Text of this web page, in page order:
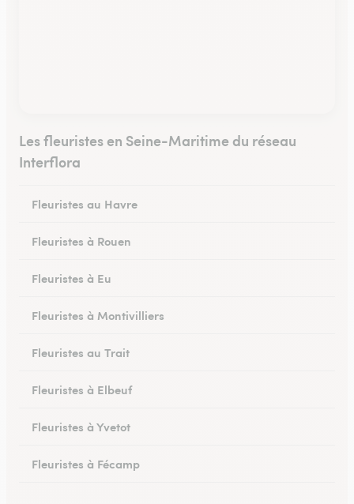
Les fleuristes en Seine-Maritime du réseau
Interflora
Fleuristes au Havre
Fleuristes à Rouen
Fleuristes à Eu
Fleuristes à Montivilliers
Fleuristes au Trait
Fleuristes à Elbeuf
Fleuristes à Yvetot
Fleuristes à Fécamp